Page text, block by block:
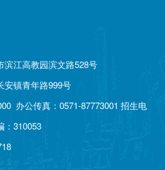
滨江高教园滨文路528号
安镇青年路999号
办公传真：0571-87773001 招生电
：310053